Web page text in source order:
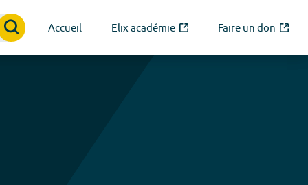
Accueil Elix académie Faire un don